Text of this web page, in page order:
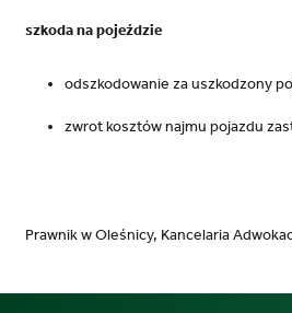
szkoda na pojeździe
odszkodowanie za uszkodzony
zwrot kosztów najmu pojazdu
Prawnik w Oleśnicy, Kancelaria